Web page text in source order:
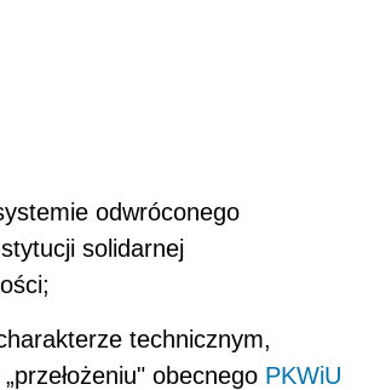
odwróconego
solidarnej
technicznym,
obecnego PKWiU